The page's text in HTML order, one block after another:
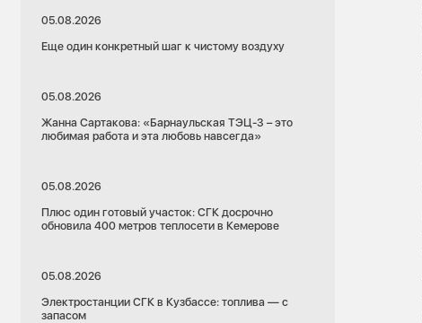
05.08.2026
Еще один конкретный шаг к чистому воздуху
05.08.2026
Жанна Сартакова: «Барнаульская ТЭЦ-3 – это
любимая работа и эта любовь навсегда»
05.08.2026
Плюс один готовый участок: СГК досрочно
обновила 400 метров теплосети в Кемерове
05.08.2026
Электростанции СГК в Кузбассе: топлива — с
запасом